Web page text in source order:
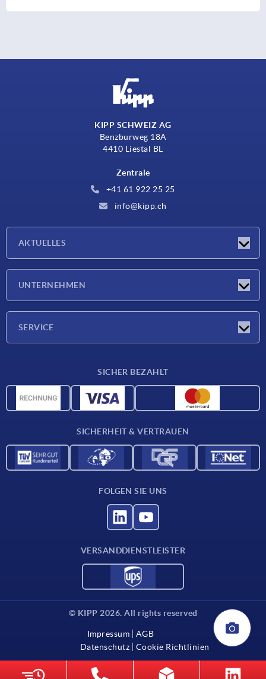
KIPP SCHWEIZ AG
Benzburweg 18A
4410 Liestal BL
Zentrale
+41 61 922 25 25
info@kipp.ch
AKTUELLES
UNTERNEHMEN
SERVICE
CAD-Daten
SICHER BEZAHLT
SICHERHEIT & VERTRAUEN
FOLGEN SIE UNS
VERSANDDIENSTLEISTER
© KIPP 2026. All rights reserved
Impressum
AGB
Datenschutz
Cookie Richtlinien